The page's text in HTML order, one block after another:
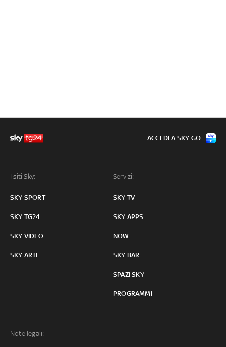
I siti Sky:
SKY SPORT
SKY TG24
SKY VIDEO
SKY ARTE
Servizi:
SKY TV
SKY APPS
NOW
SKY BAR
SPAZI SKY
PROGRAMMI
Note legali:
ACCEDI A SKY GO